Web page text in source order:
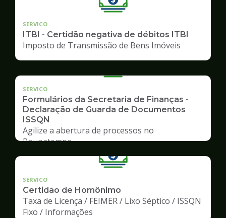
SERVICO
ITBI - Certidão negativa de débitos ITBI
Imposto de Transmissão de Bens Imóveis
SERVICO
Formulários da Secretaria de Finanças -
Declaração de Guarda de Documentos
ISSQN
Agilize a abertura de processos no
Poupatempo
SERVICO
Certidão de Homônimo
Taxa de Licença / FEIMER / Lixo Séptico / ISSQN
Fixo / Informações